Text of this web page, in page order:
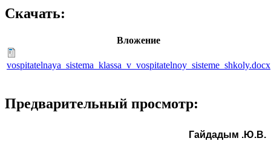
Скачать:
Вложение
vospitatelnaya_sistema_klassa_v_vospitatelnoy_sisteme_shkoly.docx
Предварительный просмотр:
Гайдадым .Ю.В.